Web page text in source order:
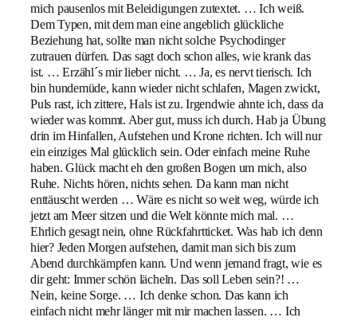
mich pausenlos mit Beleidigungen zutextet. … Ich weiß.
Dem Typen, mit dem man eine angeblich glückliche
Beziehung hat, sollte man nicht solche Psychodinger
zutrauen dürfen. Das sagt doch schon alles, wie krank das
ist. … Erzähl´s mir lieber nicht. … Ja, es nervt tierisch. Ich
bin hundemüde, kann wieder nicht schlafen, Magen zwickt,
Puls rast, ich zittere, Hals ist zu. Irgendwie ahnte ich, dass da
wieder was kommt. Aber gut, muss ich durch. Hab ja Übung
drin im Hinfallen, Aufstehen und Krone richten. Ich will nur
ein einziges Mal glücklich sein. Oder einfach meine Ruhe
haben. Glück macht eh den großen Bogen um mich, also
Ruhe. Nichts hören, nichts sehen. Da kann man nicht
enttäuscht werden … Wäre es nicht so weit weg, würde ich
jetzt am Meer sitzen und die Welt könnte mich mal. …
Ehrlich gesagt nein, ohne Rückfahrtticket. Was hab ich denn
hier? Jeden Morgen aufstehen, damit man sich bis zum
Abend durchkämpfen kann. Und wenn jemand fragt, wie es
dir geht: Immer schön lächeln. Das soll Leben sein?! …
Nein, keine Sorge. … Ich denke schon. Das kann ich
einfach nicht mehr länger mit mir machen lassen. … Ich